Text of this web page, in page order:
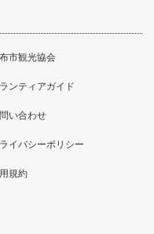
市観光協会
ンティアガイド
い合わせ
イバシーポリシー
規約